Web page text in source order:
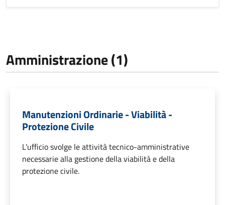
Amministrazione (1)
Manutenzioni Ordinarie - Viabilità -
Protezione Civile
L'ufficio svolge le attività tecnico-amministrative
necessarie alla gestione della viabilità e della
protezione civile.